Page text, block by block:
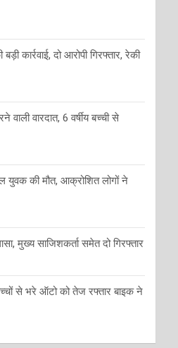
कार्रवाई, दो आरोपी गिरफ्तार, रेकी
वाली वारदात, 6 वर्षीय बच्ची से
युवक की मौत, आक्रोशित लोगों ने
मुख्य साजिशकर्ता समेत दो गिरफ्तार
से भरे ऑटो को तेज रफ्तार बाइक ने